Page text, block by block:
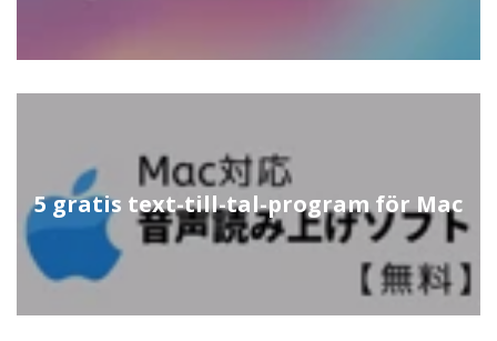
5 gratis text-till-tal-program för Mac